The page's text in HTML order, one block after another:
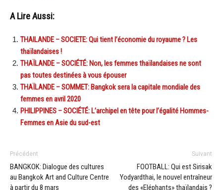
A Lire Aussi:
THAILANDE – SOCIETE: Qui tient l’économie du royaume ? Les
thaïlandaises !
THAÏLANDE – SOCIÉTÉ: Non, les femmes thaïlandaises ne sont
pas toutes destinées à vous épouser
THAÏLANDE – SOMMET: Bangkok sera la capitale mondiale des
femmes en avril 2020
PHILIPPINES – SOCIÉTÉ: L’archipel en tête pour l’égalité Hommes-
Femmes en Asie du sud-est
Précédent
BANGKOK: Dialogue des cultures
au Bangkok Art and Culture Centre
à partir du 8 mars
Suivant
FOOTBALL: Qui est Sirisak
Yodyardthai, le nouvel entraîneur
des «Eléphants» thaïlandais ?